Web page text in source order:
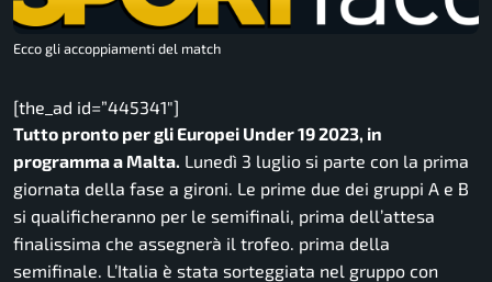
Ecco gli accoppiamenti del match
[the_ad id=”445341″]
Tutto pronto per gli Europei Under 19 2023, in
programma a Malta. Lunedì 3 luglio si parte con la prima
giornata della fase a gironi. Le prime due dei gruppi A e B
si qualificheranno per le semifinali, prima dell’attesa
finalissima che assegnerà il trofeo. prima della
semifinale. L’Italia è stata sorteggiata nel gruppo con